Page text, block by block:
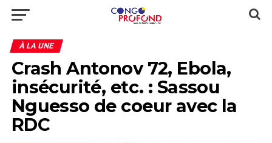
À LA UNE
Crash Antonov 72, Ebola,
insécurité, etc. : Sassou
Nguesso de coeur avec la
RDC